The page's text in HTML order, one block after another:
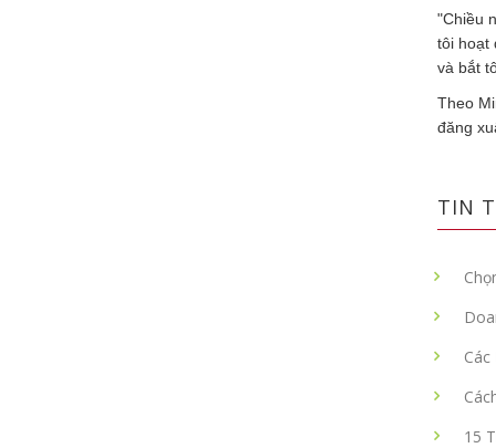
"Chiều
tôi hoạt
và bắt
Theo
đăng
TIN
15